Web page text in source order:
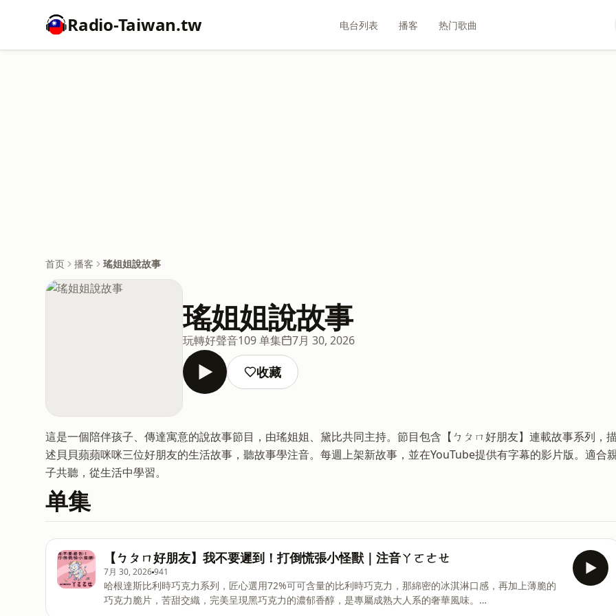
Radio-Taiwan.tw 电台列表 播客 热门歌曲
首页 播客 瑤姐姐說故事
瑤姐姐說故事
玩轉好聲音109 单集 7月 30, 2026
收藏
這是一個陪伴孩子、傳達寓意的說故事節目，由瑤姐姐、黛比共同主持。節目包含【ㄅㄆㄇ好朋友】連載故事系列，
述貝貝蘋蘋咪咪三位好朋友的生活故事，聽故事學注音。每週上架新故事，並在YouTube提供有字幕的影片版。適合
子共聽，從生活中學習。
单集
【ㄅㄆㄇ好朋友】我不要遲到！打倒慌張小怪獸｜注音ㄚㄛㄜㄝ
7月 30, 2026941
哈根達斯比利時巧克力系列，匠心選用72%可可含量的比利時巧克力，那綿密的冰淇淋口感，再加上薄脆的
巧克力脆片，苦甜交織，完美呈現黑巧克力的濃郁香醇，是專屬成熟大人系的奢華風味。